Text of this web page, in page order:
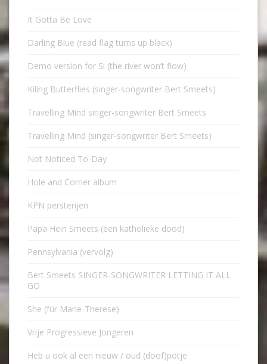
It Gotta Be Love
Darling Blue (read flag turns up black)
Demo version for Si (the river won’t flow)
Kiling Butterflies (singer-songwriter Bert Smeets)
Travelling Mind singer-songwriter Bert Smeets
Travelling Mind (singer-songwriter Bert Smeets)
Not Noticed To-Day
Hole and Corner album
KPN persterijen
Papa Hein Smeets (een katholieke dood)
Pennsylvania (vervolg)
Bert Smeets SINGER-SONGWRITER LETTING IT ALL
GO
She (für Marie-Therese)
Vrije Progressieve Jongeren
Heb u ook al een nieuw / oud (doof)potje